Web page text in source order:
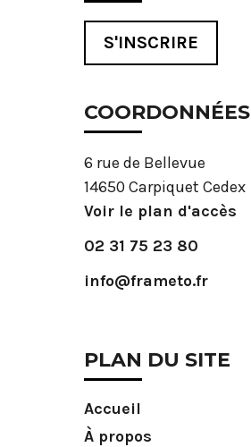
S'INSCRIRE
COORDONNÉES
6 rue de Bellevue
14650 Carpiquet Cedex
Voir le plan d'accès
02 31 75 23 80
info@frameto.fr
PLAN DU SITE
Accueil
À propos